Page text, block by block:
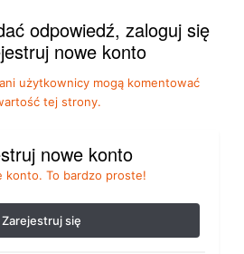
odpowiedź, zaloguj się
nowe konto
użytkownicy mogą komentować
tej strony.
nowe konto
konto. To bardzo proste!
Zarejestruj się